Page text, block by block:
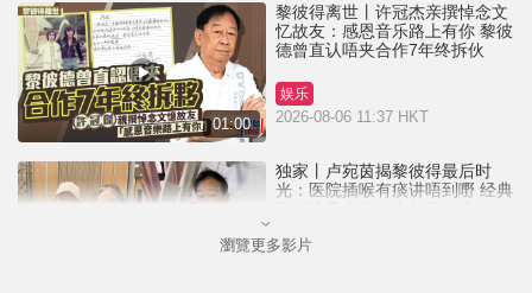
01:00
黎彼得离世丨许冠杰亲撰悼念文
忆故友：感恩音乐路上有你 黎彼
德曾直认唔夹合作7年终拆伙
娱乐
2026-08-06 11:37 HKT
独家丨卢宛茵揭黎彼得最后时
光：医院插喉有痰讲唔到嘢 经典
娱乐
瀏覽更多影片